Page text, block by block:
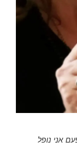
אני נופל